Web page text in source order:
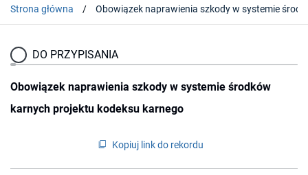
Strona główna
DO PRZYPISANIA
Obowiązek naprawienia szkody w systemie środków
karnych projektu kodeksu karnego
Kopiuj link do rekordu